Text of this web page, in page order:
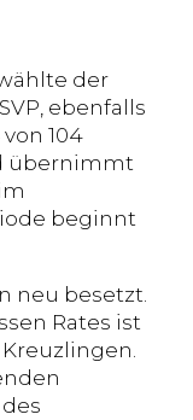
der
ebenfalls
104
übernimmt
beginnt
neu besetzt.
Rates ist